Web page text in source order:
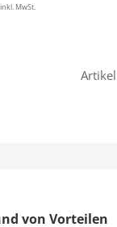
inkl. MwSt.
Artikel
von Vorteilen